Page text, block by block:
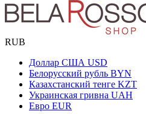
RUB
Доллар США USD
Белорусский рубль BYN
Казахстанский тенге KZT
Украинская гривна UAH
Евро EUR